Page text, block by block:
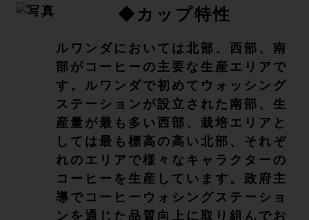
◆カップ特性
ルワンダにおいては北部、西部、南
部がコーヒーの主要な生産エリアで
す。ルワンダで初めてウォッシング
ステーションが設立された南部、生
産量が最も多い西部、栽培エリアと
しては最も標高の高い北部、それぞ
れのエリアで様々なキャラクターの
コーヒーを生産しています。政府主
導でコーヒーウォシングステーショ
ンを通じた品質向上に取り組んでお